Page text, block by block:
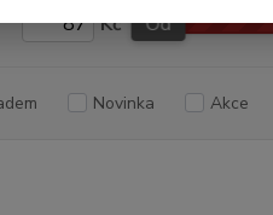
Kč Od
Novinka Akce